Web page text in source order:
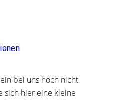
bei uns noch nicht
sich hier eine kleine